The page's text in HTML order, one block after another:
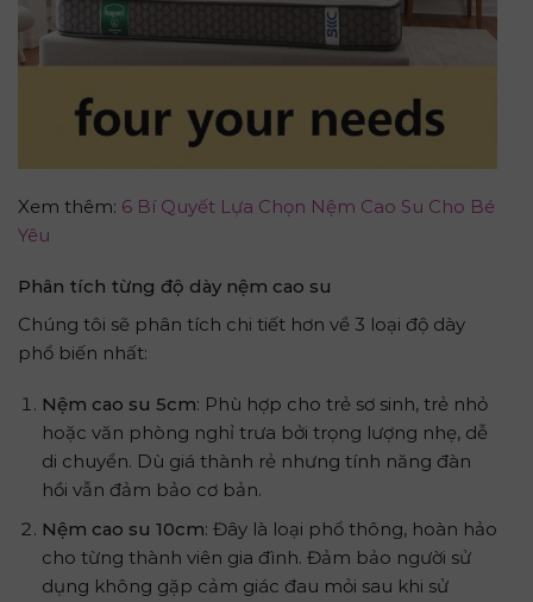
Xem thêm: 6 Bí Quyết Lựa Chọn Nệm Cao Su Cho Bé
Yêu
Phân tích từng độ dày nệm cao su
Chúng tôi sẽ phân tích chi tiết hơn về 3 loại độ dày
phổ biến nhất:
Nệm cao su 5cm: Phù hợp cho trẻ sơ sinh, trẻ nhỏ
hoặc văn phòng nghỉ trưa bởi trọng lượng nhẹ, dễ
di chuyển. Dù giá thành rẻ nhưng tính năng đàn
hồi vẫn đảm bảo cơ bản.
Nệm cao su 10cm: Đây là loại phổ thông, hoàn hảo
cho từng thành viên gia đình. Đảm bảo người sử
dụng không gặp cảm giác đau mỏi sau khi sử